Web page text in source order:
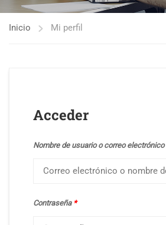
Inicio Mi perfil
Acceder
Nombre de usuario o correo electrónico
Contraseña *